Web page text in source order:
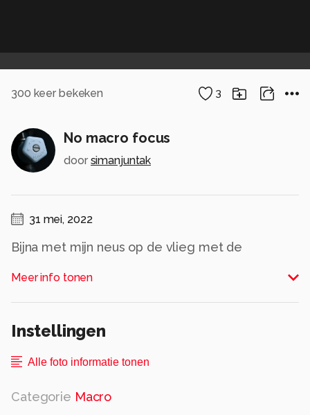
300 keer bekeken 3
No macro focus
door simanjuntak
31 mei, 2022
Bijna met mijn neus op de vlieg met de
Meer info tonen
Instellingen
Alle foto informatie tonen
Categorie Macro